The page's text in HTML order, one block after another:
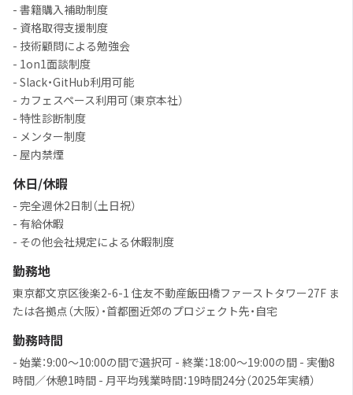
- 書籍購入補助制度
- 資格取得支援制度
- 技術顧問による勉強会
- 1on1面談制度
- Slack・GitHub利用可能
- カフェスペース利用可（東京本社）
- 特性診断制度
- メンター制度
- 屋内禁煙
休日/休暇
- 完全週休2日制（土日祝）
- 有給休暇
- その他会社規定による休暇制度
勤務地
東京都文京区後楽2-6-1 住友不動産飯田橋ファーストタワー27F ま
たは各拠点（大阪）・首都圏近郊のプロジェクト先・自宅
勤務時間
- 始業：9:00〜10:00の間で選択可 - 終業：18:00〜19:00の間 - 実働8
時間／休憩1時間 - 月平均残業時間：19時間24分（2025年実績）